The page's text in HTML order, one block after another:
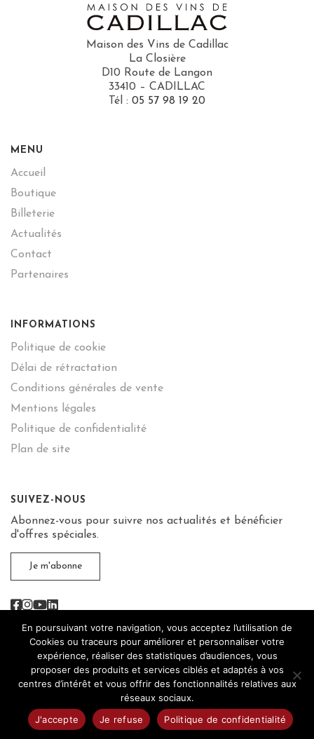
Maison des Vins de Cadillac
La Closière
D10 Route de Langon
33410 – CADILLAC
Tél : 05 57 98 19 20
MENU
Accueil
Boutique
Billeterie
Actualités
Contact
Partenaires
INFORMATIONS
Politique de cookie
Délai de rétractation
Conditions générales de vente
Mentions légales
Politique de confidentialité
Plan de site
SUIVEZ-NOUS
Abonnez-vous pour suivre nos actualités et bénéficier
d'offres spéciales.
Je m'abonne
Facebook
Instagram
Youtube
Linkedin
L'abus d’alcool est dangereux pour la santé, sachez
consommer avec modération.
Maison des vins de Cadillac 2026 © - Tous droits réservés | Site
réalisé par
WPCréations
En poursuivant votre navigation, vous acceptez l’utilisation de
Cookies ou traceurs pour améliorer et personnaliser votre
expérience, réaliser des statistiques d’audiences, vous
proposer des produits et services ciblés et adaptés à vos
centres d’intérêt et vous offrir des fonctionnalités relatives aux
réseaux sociaux.
J'accepte
Je refuse Politique de confidentialité